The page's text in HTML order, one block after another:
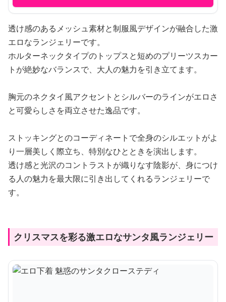
透け感のあるメッシュ素材と制服風デザインが融合した激
エロなランジェリーです。
ホルターネックタイプのトップスと短めのプリーツスカー
トが絶妙なバランスで、大人の魅力を引き立てます。
胸元のネクタイ風アクセントとシルバーのラインがエロさ
と可愛らしさを両立させた逸品です。
ストッキングとのコーディネートで全身のシルエットがよ
り一層美しく際立ち、特別なひとときを演出します。
透け感と光沢のコントラストが織りなす陰影が、身につけ
る人の魅力を最大限に引き出してくれるランジェリーで
す。
クリスマスを彩る激エロなサンタ風ランジェリー